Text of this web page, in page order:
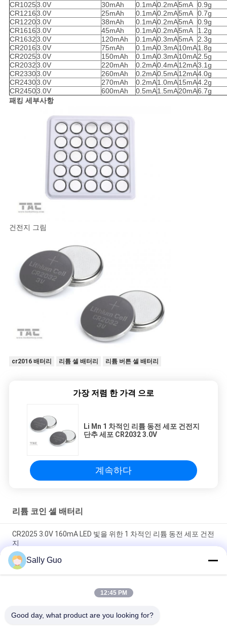
CR10253.0V 30mAh 0.1mA0.2mA5mA 0.9g
CR12163.0V 25mAh 0.1mA0.2mA5mA 0.7g
CR12203.0V 38mAh 0.1mA0.2mA5mA 0.9g
CR16163.0V 45mAh 0.1mA0.2mA5mA
1.2g
CR16323.0V 120mAh 0.1mA0.3mA5mA 2.3g
CR20163.0V 75mAh 0.1mA0.3mA10mA1.8g
CR20253.0V 150mAh 0.1mA0.3mA10mA2.5g
CR20323.0V 220mAh 0.2mA0.4mA12mA3.1g
CR23303.0V 260mAh 0.2mA0.5mA12mA4.0g
CR24303.0V 270mAh 0.2mA1.0mA15mA4.2g
CR24503.0V 600mAh 0.5mA1.5mA20mA6.7g
패킹 세부사항
건전지 그림
cr2016 배터리 리튬 셀 배터리 리튬 버튼 셀 배터리
가장 저렴 한 가격 으로
Li Mn 1 차적인 리튬 동전 세포 건전지
단추 세포 CR2032 3.0V
계속하다
리튬 코인 셀 배터리
CR2025 3.0V 160mA LED 빛을 위한 1 차적인 리튬 동전 세포 건전
지
재충전 가능한 리?? 기본 배터리 ML1220 3.0V 16mAh 코인 / 버튼
셀
CR2450 3.0V 600mA Li Mn 시계 메모리 카드를 위해 버터 바른 1
Sally Guo
12:45 PM
Good day, what product are you looking for?